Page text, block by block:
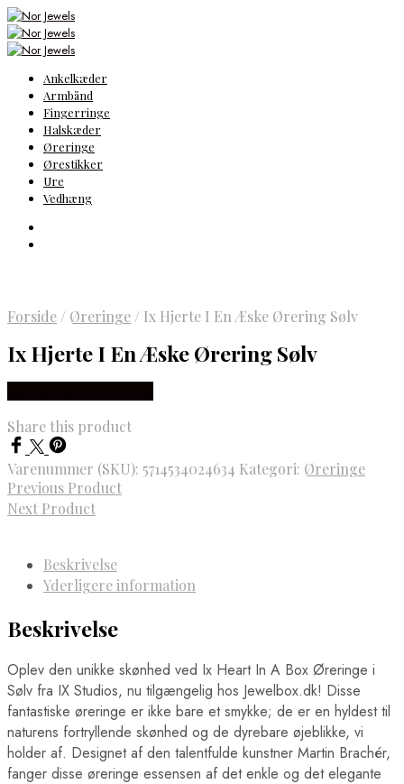
Ankelkæder
Armbånd
Fingerringe
Halskæder
Øreringe
Ørestikker
Ure
Vedhæng
Forside / Øreringe / Ix Hjerte I En Æske Ørering Sølv
Ix Hjerte I En Æske Ørering Sølv
Share this product
Varenummer (SKU): 5714534024634 Kategori: Øreringe
Previous Product
Next Product
Beskrivelse
Yderligere information
Beskrivelse
Oplev den unikke skønhed ved Ix Heart In A Box Øreringe i
Sølv fra IX Studios, nu tilgængelig hos Jewelbox.dk! Disse
fantastiske øreringe er ikke bare et smykke; de er en hyldest til
naturens fortryllende skønhed og de dyrebare øjeblikke, vi
holder af. Designet af den talentfulde kunstner Martin Brachér,
fanger disse øreringe essensen af det enkle og det elegante